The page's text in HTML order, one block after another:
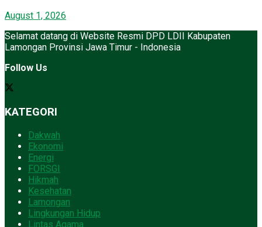
August 1, 2026
Selamat datang di Website Resmi DPD LDII Kabupaten
Lamongan Provinsi Jawa Timur - Indonesia
Follow Us
KATEGORI
Dakwah
Ekonomi
Energi
FORSGI
Hikmah
Kesehatan
Lamongan
Lingkungan Hidup
Lintas Agama